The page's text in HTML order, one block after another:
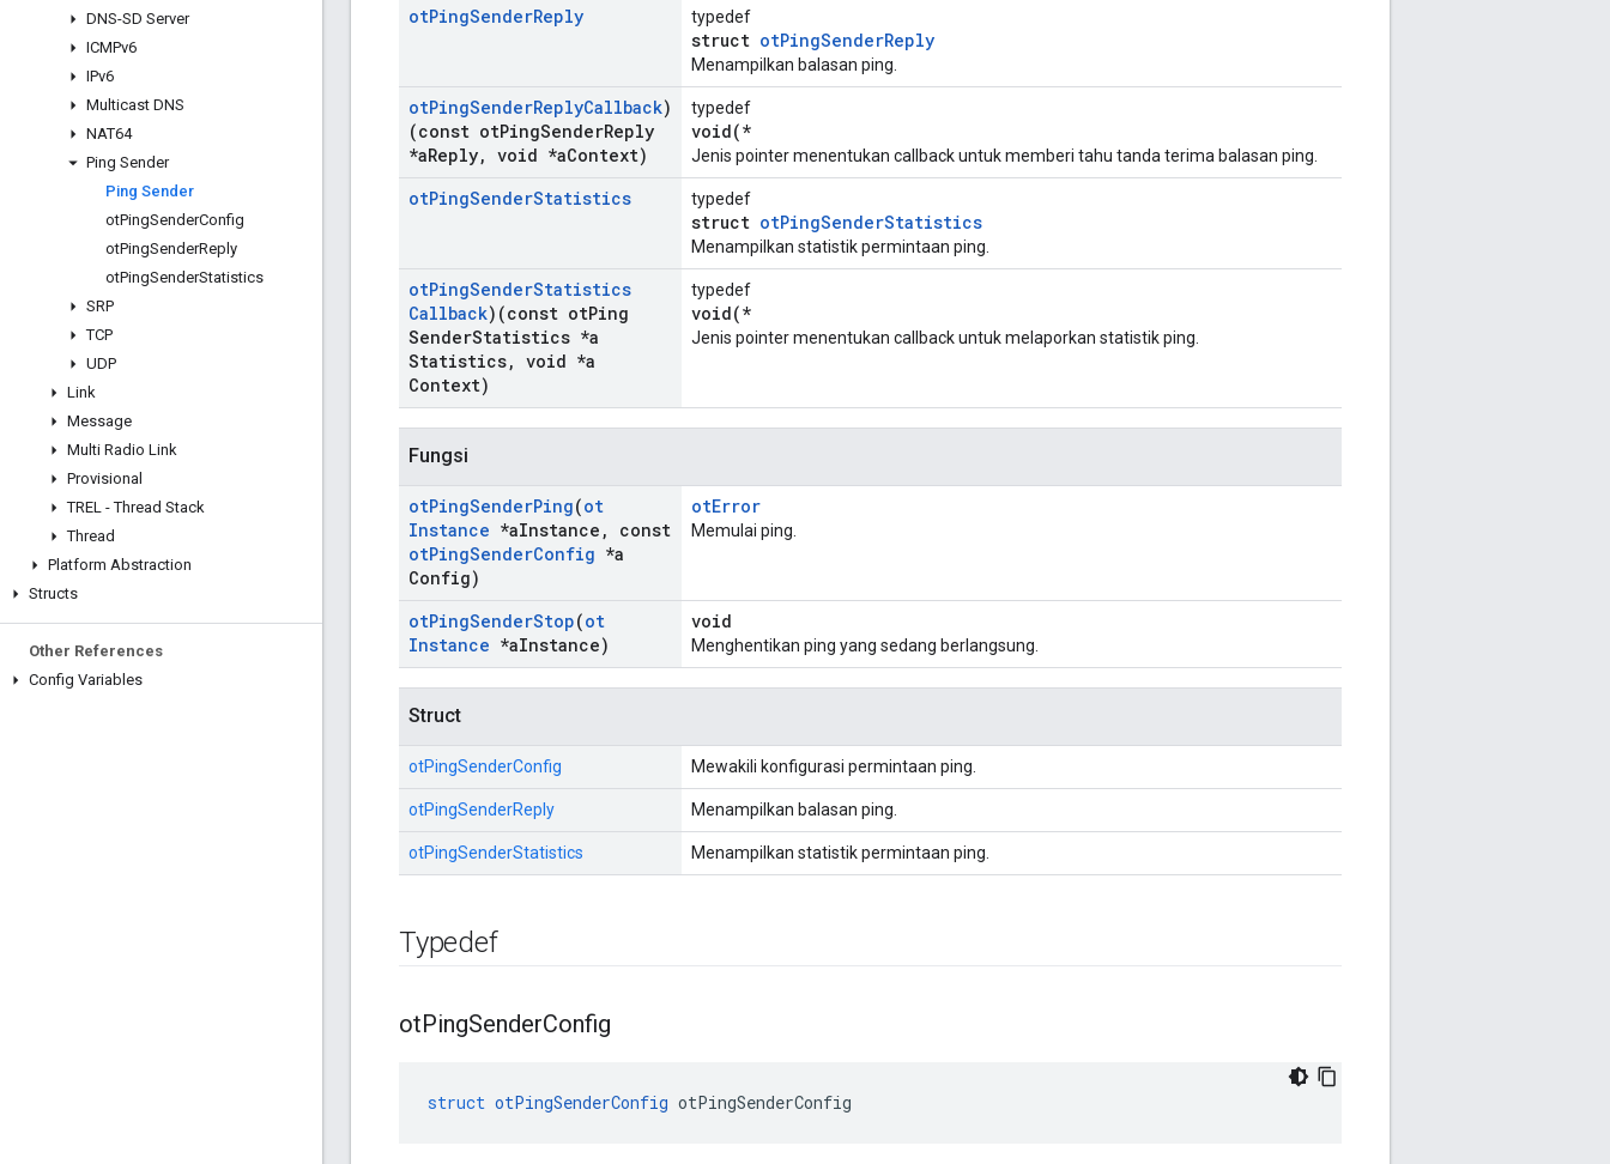
DNS-SD Server
ICMPv6
IPv6
Multicast DNS
NAT64
Ping Sender
Ping Sender
otPingSenderConfig
otPingSenderReply
otPingSenderStatistics
SRP
TCP
UDP
Link
Message
Multi Radio Link
Provisional
TREL - Thread Stack
Thread
Platform Abstraction
Structs
Other References
Config Variables
otPingSenderReply typedef
struct otPingSenderReply
Menampilkan balasan ping.
otPingSenderReplyCallback)
(const otPingSenderReply
*aReply, void *aContext)
typedef
void(*
Jenis pointer menentukan callback untuk memberi tahu tanda terima balasan ping.
otPingSenderStatistics typedef
struct otPingSenderStatistics
Menampilkan statistik permintaan ping.
otPingSenderStatistics
Callback)(const otPing
SenderStatistics *a
Statistics, void *a
Context)
typedef
void(*
Jenis pointer menentukan callback untuk melaporkan statistik ping.
Fungsi
otPingSenderPing(ot
Instance *aInstance ,
const
otPingSenderConfig *a
Config)
otError
Memulai ping.
otPingSenderStop(ot
Instance *aInstance)
void
Menghentikan ping yang sedang berlangsung.
Struct
otPingSenderConfig Mewakili konfigurasi permintaan ping.
otPingSenderReply Menampilkan balasan ping.
otPingSenderStatistics Menampilkan statistik permintaan ping.
Typedef
otPingSenderConfig
struct otPingSenderConfig otPingSenderConfig